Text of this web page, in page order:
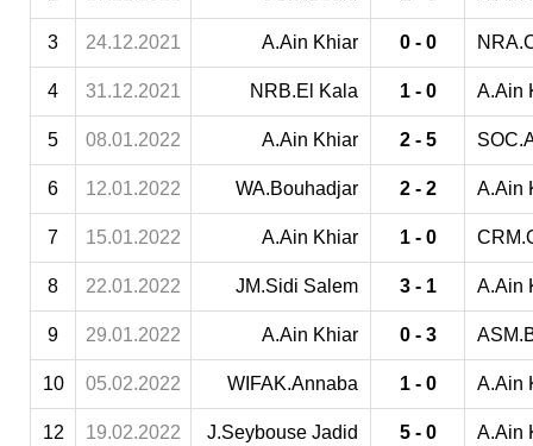
3 24.12.2021 A.Ain Khiar 0 - 0
4 31.12.2021 NRB.El Kala 1 - 0 A.Ain
5 08.01.2022 A.Ain Khiar 2 - 5
6 12.01.2022 WA.Bouhadjar 2 - 2 A.Ain
7 15.01.2022 A.Ain Khiar 1 - 0
8 22.01.2022 JM.Sidi Salem 3 - 1 A.Ain
9 29.01.2022 A.Ain Khiar 0 - 3
10 05.02.2022 WIFAK.Annaba 1 - 0 A.Ain
12 19.02.2022 J.Seybouse Jadid 5 - 0 A.Ain